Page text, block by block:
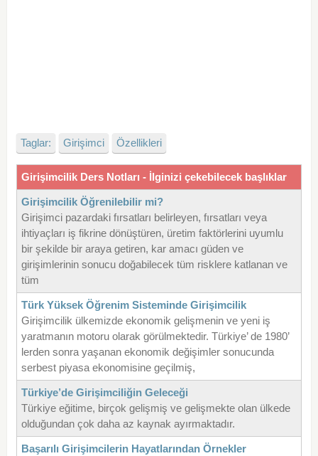
Taglar: Girişimci Özellikleri
Girişimcilik Ders Notları - İlginizi çekebilecek başlıklar
Girişimcilik Öğrenilebilir mi?
Girişimci pazardaki fırsatları belirleyen, fırsatları veya
ihtiyaçları iş fikrine dönüştüren, üretim faktörlerini uyumlu
bir şekilde bir araya getiren, kar amacı güden ve
girişimlerinin sonucu doğabilecek tüm risklere katlanan ve
tüm
Türk Yüksek Öğrenim Sisteminde Girişimcilik
Girişimcilik ülkemizde ekonomik gelişmenin ve yeni iş
yaratmanın motoru olarak görülmektedir. Türkiye’ de 1980’
lerden sonra yaşanan ekonomik değişimler sonucunda
serbest piyasa ekonomisine geçilmiş,
Türkiye’de Girişimciliğin Geleceği
Türkiye eğitime, birçok gelişmiş ve gelişmekte olan ülkede
olduğundan çok daha az kaynak ayırmaktadır.
Başarılı Girişimcilerin Hayatlarından Örnekler